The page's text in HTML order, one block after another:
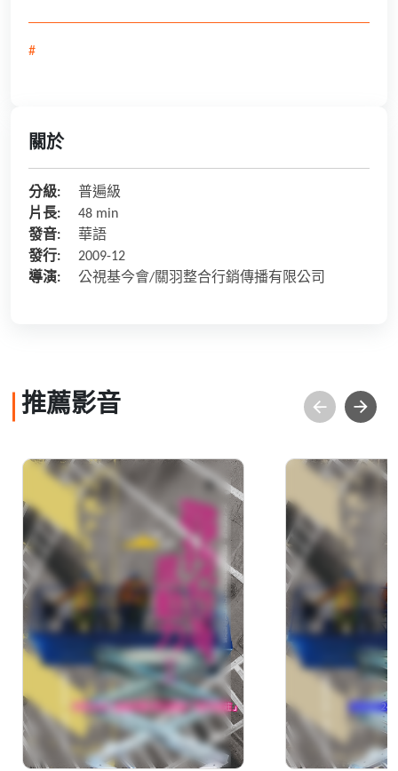
#
關於
分級:
普遍級
片長:
48 min
發音:
華語
發行:
2009-12
導演:
公視基今會/關羽整合行銷傳播有限公司
推薦影音
尋找台灣感動力 II：3-2.
金色中港 手工打造「地
下錢莊」
尋找台灣
花入甜點
夢